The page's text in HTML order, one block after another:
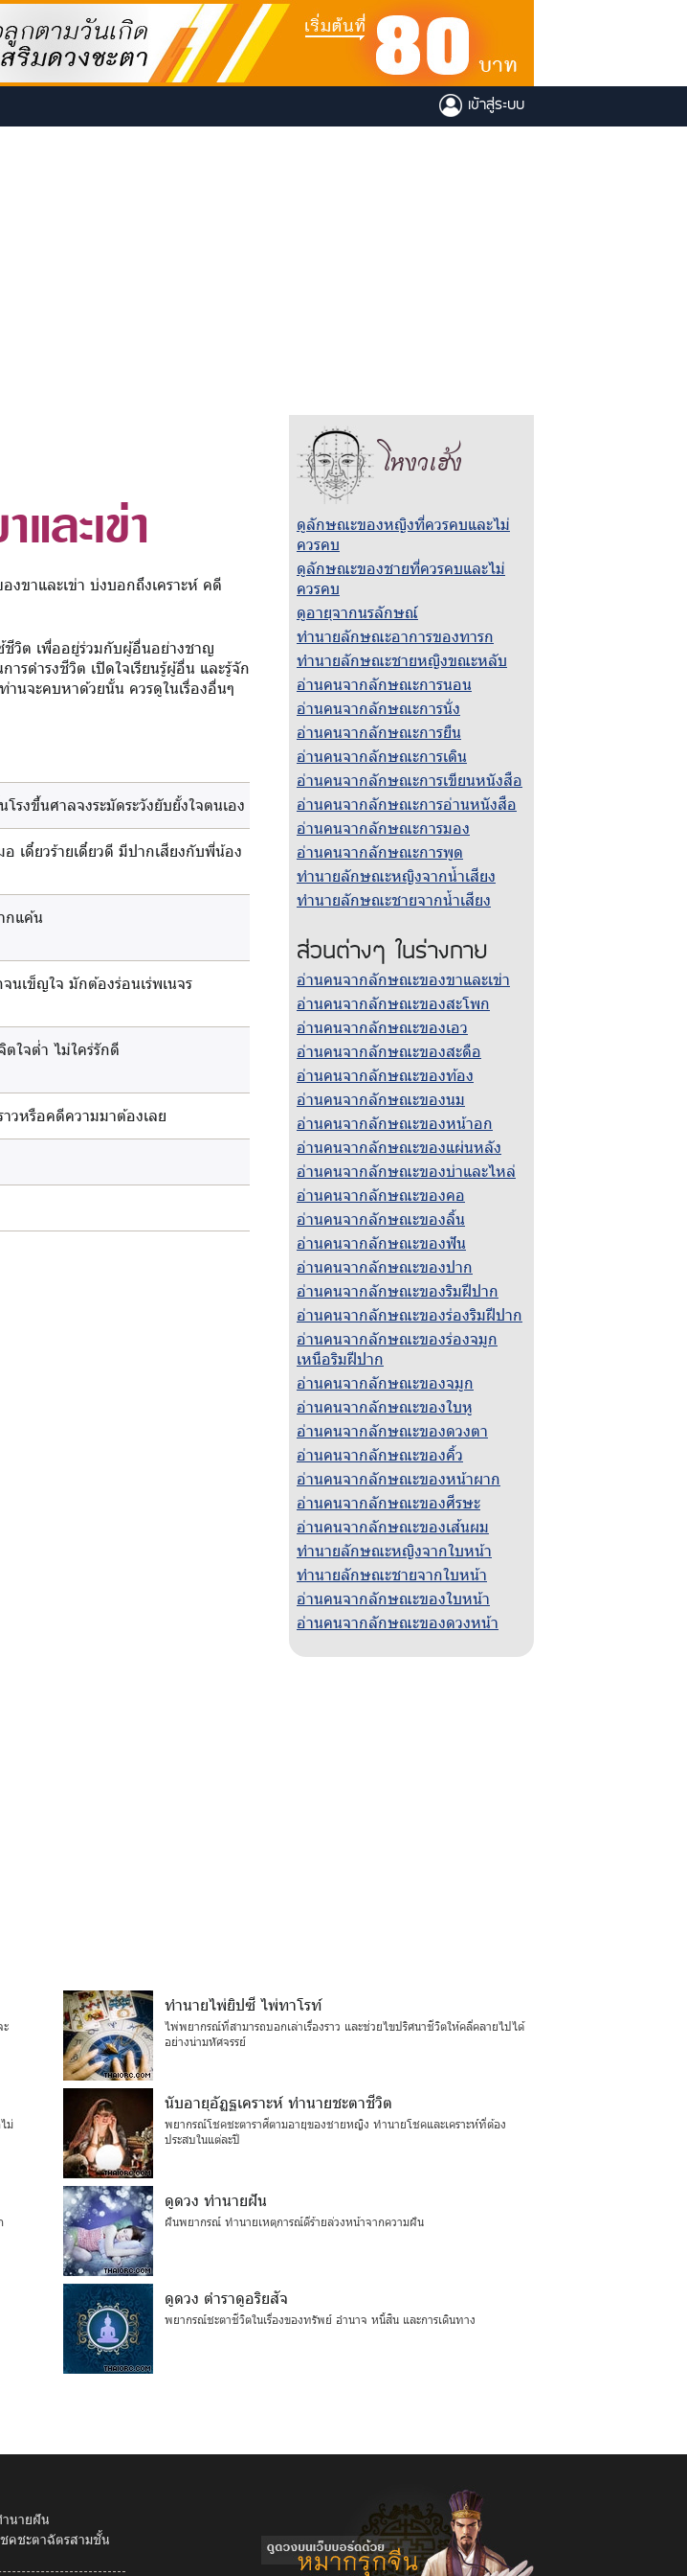
เข้าสู่ระบบ
ละเข่า
ขาและเข่า บ่งบอกถึงเคราะห์ คดี
ชีวิต เพื่ออยู่ร่วมกับผู้อื่นอย่างชาญ
รดำรงชีวิต เปิดใจเรียนรู้ผู้อื่น และรู้จัก
จะคบหาด้วยนั้น ควรดูในเรื่องอื่นๆ
รงขึ้นศาลจงระมัดระวังยับยั้งใจตนเอง
เดี๋ยวร้ายเดี๋ยวดี มีปากเสียงกับพี่น้อง
กแค้น
นเข็ญใจ มักต้องร่อนเร่พเนจร
ใจต่ำ ไม่ใคร่รักดี
วหรือคดีความมาต้องเลย
โหงวเฮ้ง
ดูลักษณะของหญิงที่ควรคบและไม่
ควรคบ
ดูลักษณะของชายที่ควรคบและไม่
ควรคบ
ดูอายุจากนรลักษณ์
ทำนายลักษณะอาการของทารก
ทำนายลักษณะชายหญิงขณะหลับ
อ่านคนจากลักษณะการนอน
อ่านคนจากลักษณะการนั่ง
อ่านคนจากลักษณะการยืน
อ่านคนจากลักษณะการเดิน
อ่านคนจากลักษณะการเขียนหนังสือ
อ่านคนจากลักษณะการอ่านหนังสือ
อ่านคนจากลักษณะการมอง
อ่านคนจากลักษณะการพูด
ทำนายลักษณะหญิงจากน้ำเสียง
ทำนายลักษณะชายจากน้ำเสียง
ส่วนต่างๆ ในร่างกาย
อ่านคนจากลักษณะของขาและเข่า
อ่านคนจากลักษณะของสะโพก
อ่านคนจากลักษณะของเอว
อ่านคนจากลักษณะของสะดือ
อ่านคนจากลักษณะของท้อง
อ่านคนจากลักษณะของนม
อ่านคนจากลักษณะของหน้าอก
อ่านคนจากลักษณะของแผ่นหลัง
อ่านคนจากลักษณะของบ่าและไหล่
อ่านคนจากลักษณะของคอ
อ่านคนจากลักษณะของลิ้น
อ่านคนจากลักษณะของฟัน
อ่านคนจากลักษณะของปาก
อ่านคนจากลักษณะของริมฝีปาก
อ่านคนจากลักษณะของร่องริมฝีปาก
อ่านคนจากลักษณะของร่องจมูก
เหนือริมฝีปาก
อ่านคนจากลักษณะของจมูก
อ่านคนจากลักษณะของใบหู
อ่านคนจากลักษณะของดวงตา
อ่านคนจากลักษณะของคิ้ว
อ่านคนจากลักษณะของหน้าผาก
อ่านคนจากลักษณะของศีรษะ
อ่านคนจากลักษณะของเส้นผม
ทำนายลักษณะหญิงจากใบหน้า
ทำนายลักษณะชายจากใบหน้า
อ่านคนจากลักษณะของใบหน้า
อ่านคนจากลักษณะของดวงหน้า
ะ
ทำนายไพ่ยิปซี ไพ่ทาโรท์
ไพ่พยากรณ์ที่สามารถบอกเล่าเรื่องราว และช่วยไขปริศนาชีวิตให้คลี่คลายไปได้
อย่างน่ามหัศจรรย์
ม่
นับอายุอัฏฐเคราะห์ ทำนายชะตาชีวิต
พยากรณ์โชคชะตาราศีตามอายุของชายหญิง ทำนายโชคและเคราะห์ที่ต้อง
ประสบในแต่ละปี
ดูดวง ทำนายฝัน
ฝันพยากรณ์ ทำนายเหตุการณ์ดีร้ายล่วงหน้าจากความฝัน
ดูดวง ตำราดูอริยสัจ
พยากรณ์ชะตาชีวิตในเรื่องของทรัพย์ อำนาจ หนี้สิน และการเดินทาง
นายฝัน
คชะตาฉัตรสามชั้น